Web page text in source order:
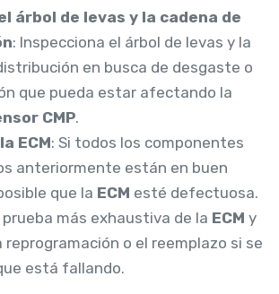
árbol de levas y la cadena de
: Inspecciona el árbol de levas y la
en busca de desgaste o
que pueda estar afectando la
CMP.
ECM: Si todos los componentes
anteriormente están en buen
que la ECM esté defectuosa.
prueba más exhaustiva de la ECM y
reprogramación o el reemplazo si se
está fallando.